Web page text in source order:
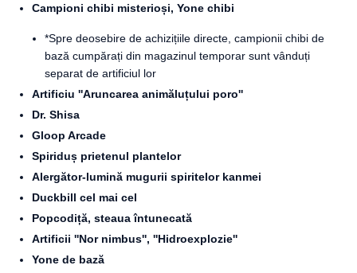
Campioni chibi misterioși, Yone chibi
*Spre deosebire de achizițiile directe, campionii chibi de
bază cumpărați din magazinul temporar sunt vânduți
separat de artificiul lor
Artificiu ''Aruncarea animăluțului poro''
Dr. Shisa
Gloop Arcade
Spiriduș prietenul plantelor
Alergător-lumină mugurii spiritelor kanmei
Duckbill cel mai cel
Popcodiță, steaua întunecată
Artificii ''Nor nimbus'', ''Hidroexplozie''
Yone de bază